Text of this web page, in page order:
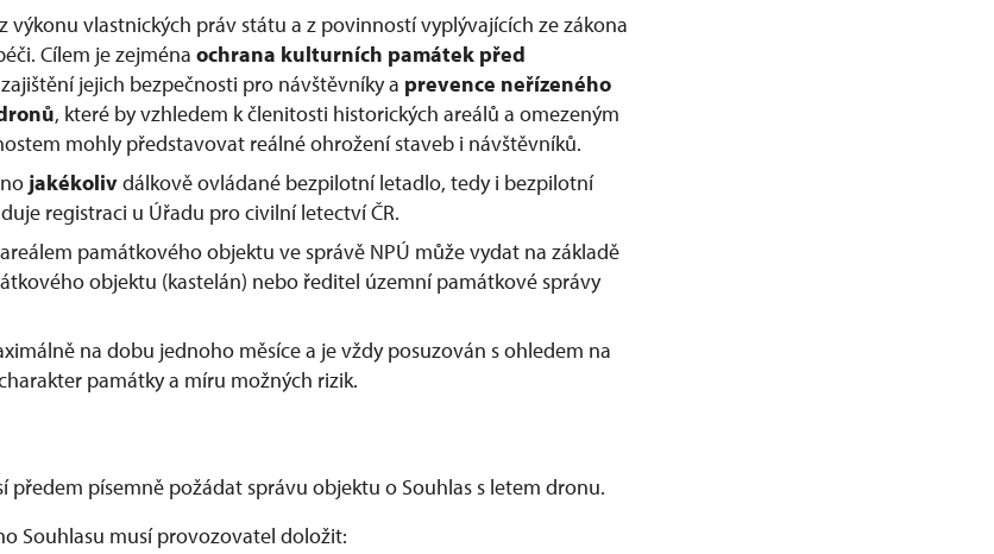
výkonu vlastnických práv státu a z povinností vyplývajících ze zákona
Cílem je zejména ochrana kulturních památek před
jejich bezpečnosti pro návštěvníky a prevence neřízeného
, které by vzhledem k členitosti historických areálů a omezeným
mohly představovat reálné ohrožení staveb i návštěvníků.
jakékolivdálkově ovládané bezpilotní letadlo, tedy i bezpilotní
registraci u Úřadu pro civilní letectví ČR.
památkového objektu ve správě NPÚ může vydat na základě
objektu (kastelán) nebo ředitel územní památkové správy
na dobu jednoho měsíce a je vždy posuzován s ohledem na
památky a míru možných rizik.
písemně požádat správu objektu o Souhlas s letem dronu.
Souhlasu musí provozovatel doložit: